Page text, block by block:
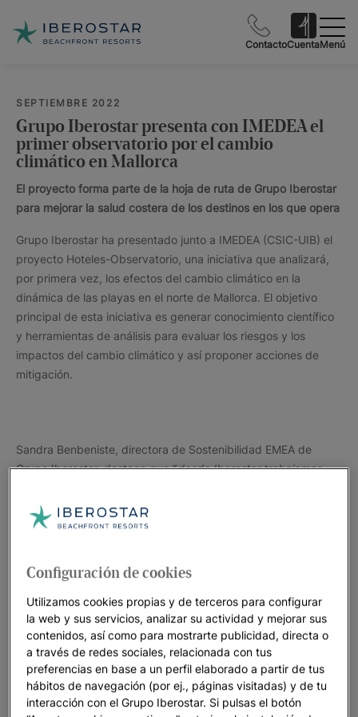
ContactoCuentaMenú
SEPTIEMBRE 2022
Grupo Iberostar presenta con IMEDEA el
primer observatorio por el cambio
climático en Mallorca
El proyecto forma parte de la hoja de ruta de Grupo Iberostar
para mejorar la salud costera de los destinos en los que opera
Grupo Iberostar ha presentado junto a IMEDEA (CSIC-UIB) el
proyecto Hoteles-Observatorio, una iniciativa que analizará,
por primera vez, los efectos del cambio climático en la
dinámica de las playas en el norte de Mallorca. El objetivo
principal de esta iniciativa es generar conocimiento científico
y herramientas de análisis para evaluar los riesgos y los
impactos del cambio climático y así proponer acciones de
mitigación.
Sandra Benbeniste, directora de Sostenibilidad EMEA de
Grupo Iberostar, destaca que “desde Iberostar trabajamos
los que se enfrentan los océanos y que están basadas en
fortalecer el turismo y demostrar nuestra capacidad para
Queremos que nuestros destinos tengan una mayor
capacidad de regeneración medioambiental y económica, y
que, tanto las comunidades locales como los visitantes,
puedan seguir viviendo y disfrutando de la belleza de
nuestras costas”.
Configuración de cookies
Utilizamos cookies propias y de terceros para configurar
la web y sus servicios, analizar su actividad y mejorar sus
contenidos, así como para mostrarte publicidad, directa o
a través de redes sociales, relacionada con tus
preferencias en base a un perfil elaborado a partir de tus
hábitos de navegación (por ej., páginas visitadas) y de tu
interacción con el Grupo Iberostar. Si pulsas el botón